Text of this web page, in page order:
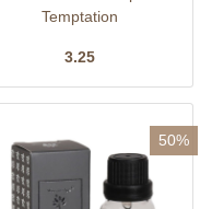
Temptation
3.25
50%